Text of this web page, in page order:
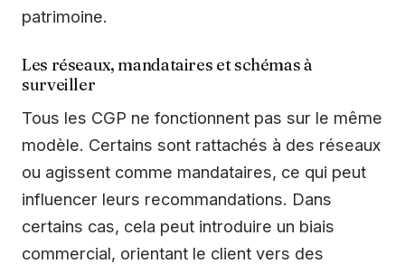
patrimoine.
Les réseaux, mandataires et schémas à
surveiller
Tous les CGP ne fonctionnent pas sur le même
modèle. Certains sont rattachés à des réseaux
ou agissent comme mandataires, ce qui peut
influencer leurs recommandations. Dans
certains cas, cela peut introduire un biais
commercial, orientant le client vers des